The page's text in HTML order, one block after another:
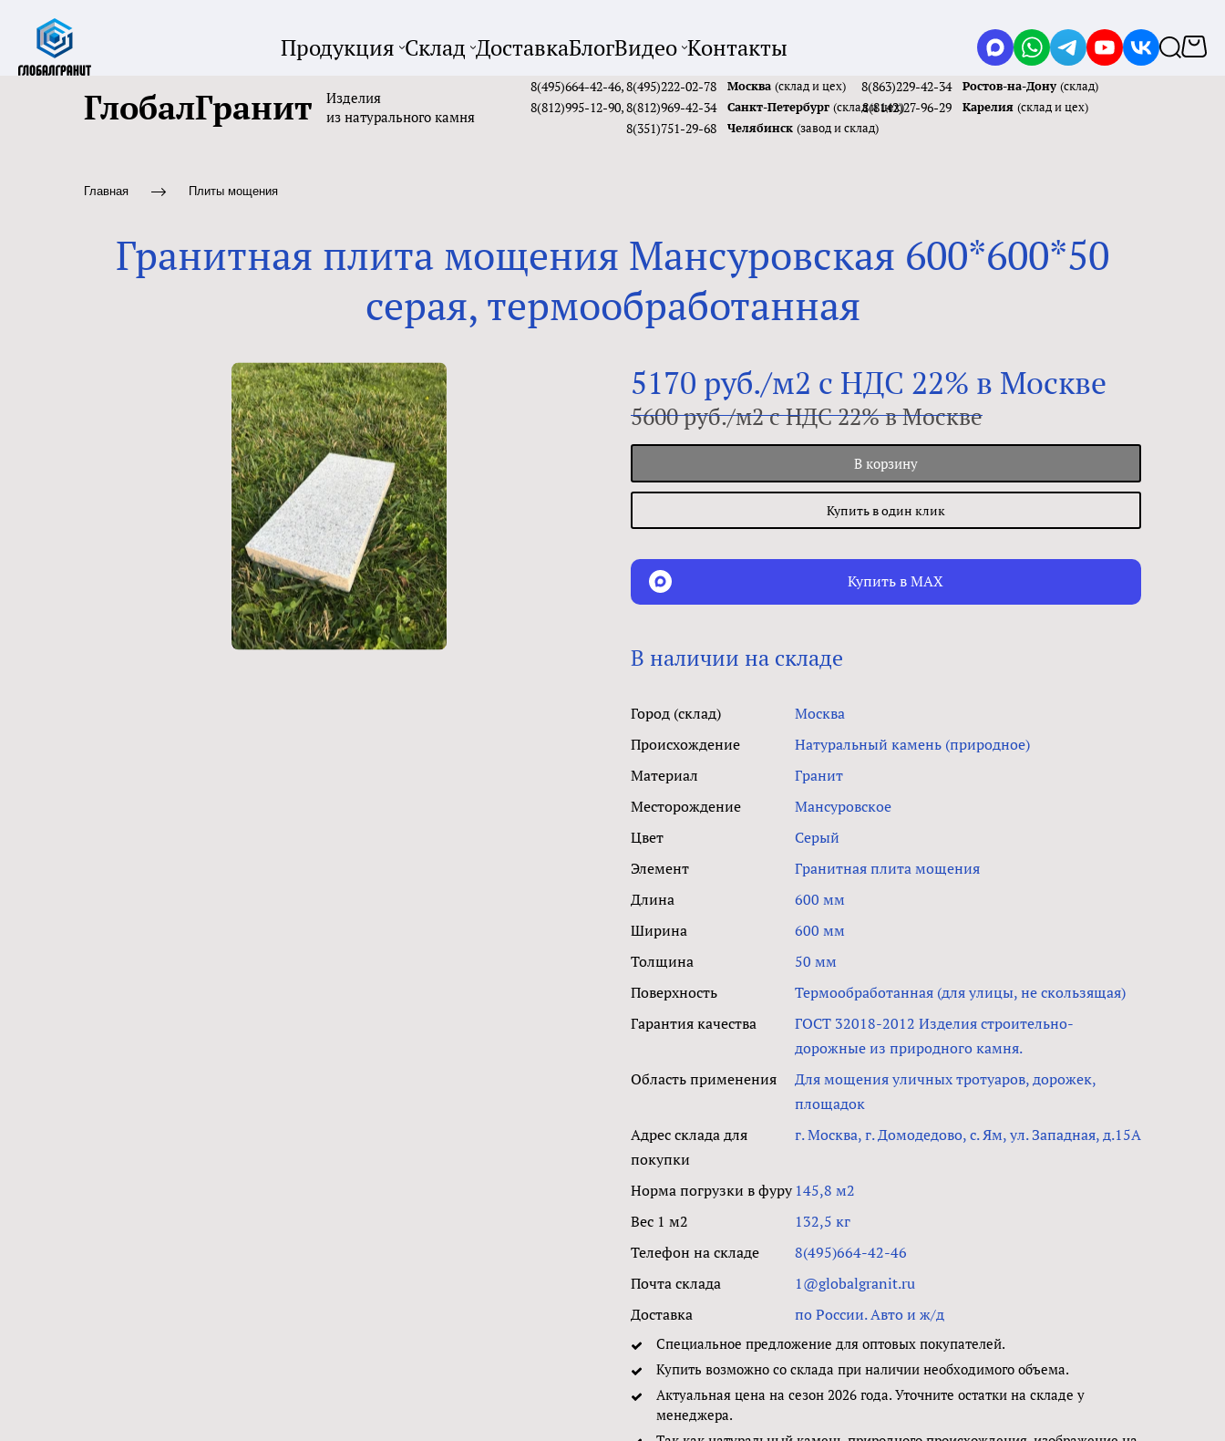
Продукция Склад ДоставкаБлогВидео Контакты
ГлобалГранит
Изделия
из натурального камня
8(495)664-42-46,8(495)222-02-78 Москва (склад и цех)
8(812)995-12-90,8(812)969-42-34 Санкт-Петербург (склад и цех)
8(351)751-29-68 Челябинск (завод и склад)
8(863)229-42-34 Ростов-на-Дону (склад)
8(8142)27-96-29 Карелия (склад и цех)
Главная Плиты мощения
Гранитная плита мощения Мансуровская 600*600*50
серая, термообработанная
5170 руб./м2 с НДС 22% в Москве
5600 руб./м2 с НДС 22% в Москве
В корзину
Купить в один клик
Купить в MAX
В наличии на складе
Город (склад)
Москва
Происхождение
Натуральный камень (природное)
Материал
Гранит
Месторождение
Мансуровское
Цвет
Серый
Элемент
Гранитная плита мощения
Длина
600 мм
Ширина
600 мм
Толщина
50 мм
Поверхность
Термообработанная (для улицы, не скользящая)
Гарантия качества
ГОСТ 32018-2012 Изделия строительно-
дорожные из природного камня.
Область применения
Для мощения уличных тротуаров, дорожек,
площадок
Адрес склада для
покупки
г. Москва, г. Домодедово, с. Ям, ул. Западная, д.15А
Норма погрузки в фуру 145,8 м2
Вес 1 м2
132,5 кг
Телефон на складе
8(495)664-42-46
Почта склада
1@globalgranit.ru
Доставка
по России. Авто и ж/д
Специальное предложение для оптовых покупателей.
Купить возможно со склада при наличии необходимого объема.
Актуальная цена на сезон 2026 года. Уточните остатки на складе у
менеджера.